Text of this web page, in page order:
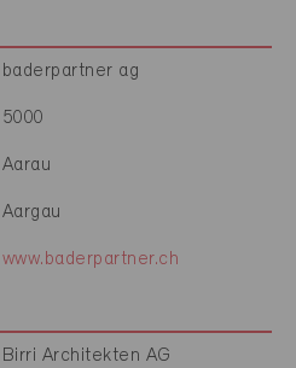
baderpartner ag
5000
Aarau
Aargau
www.baderpartner.ch
Birri Architekten AG